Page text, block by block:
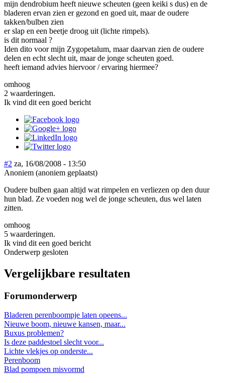
mijn dendrobium heeft nieuwe scheuten (geen keiki s dus) en de
bladeren ervan zien er gezond en goed uit, maar de oudere
takken/bulben zien
er slap en een beetje droog uit (lichte rimpels).
is dit normaal ?
Iden dito voor mijn Zygopetalum, maar daarvan zien de oudere
delen en echt slecht uit, maar de jonge scheuten goed.
heeft iemand advies hiervoor / ervaring hiermee?
omhoog
2 waarderingen.
Ik vind dit een goed bericht
#2 za, 16/08/2008 - 13:50
Anoniem (anoniem geplaatst)
Oudere bulben gaan altijd wat rimpelen en verliezen op den duur
hun blad. Ze voeden nog wel de jonge scheuten, dus wel laten
zitten.
omhoog
5 waarderingen.
Ik vind dit een goed bericht
Onderwerp gesloten
Vergelijkbare resultaten
Forumonderwerp
Bladeren perenboompje laten opeens...
Nieuwe boom, nieuwe kansen, maar...
Buxus problemen?
Is deze paddestoel slecht voor...
Lichte vlekjes op onderste...
Perenboom
Blad pompoen misvormd